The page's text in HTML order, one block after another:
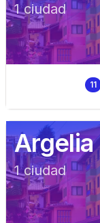
1ciudad
11
Argelia
1ciudad